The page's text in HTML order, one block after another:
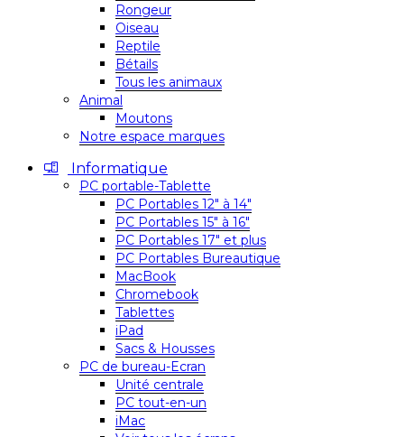
Rongeur
Oiseau
Reptile
Bétails
Tous les animaux
Animal
Moutons
Notre espace marques
Informatique
PC portable-Tablette
PC Portables 12″ à 14″
PC Portables 15″ à 16″
PC Portables 17″ et plus
PC Portables Bureautique
MacBook
Chromebook
Tablettes
iPad
Sacs & Housses
PC de bureau-Ecran
Unité centrale
PC tout-en-un
iMac